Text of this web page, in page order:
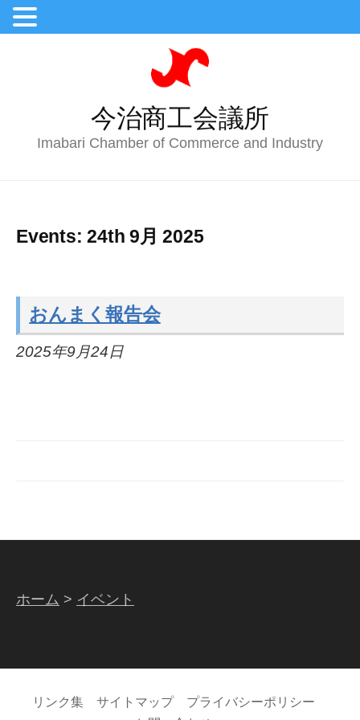
今治商工会議所
Imabari Chamber of Commerce and Industry
Events: 24th 9月 2025
おんまく報告会
2025年9月24日
ホーム > イベント
リンク集 サイトマップ
プライバシーポリシー